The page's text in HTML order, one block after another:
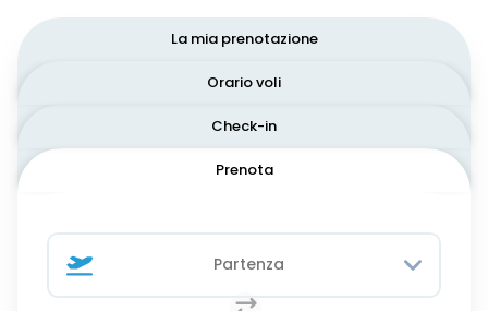
Prenota
Check-in
Orario voli
La mia prenotazione